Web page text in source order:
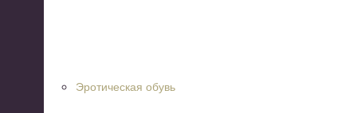
Эротическая обувь